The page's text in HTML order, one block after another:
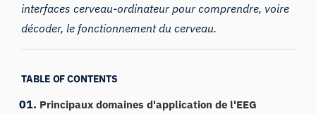
interfaces cerveau-ordinateur pour comprendre, voire
décoder, le fonctionnement du cerveau.
TABLE OF CONTENTS
Principaux domaines d'application de l'EEG